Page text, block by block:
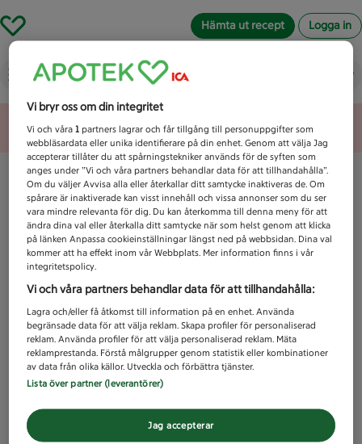
Hämta ut recept Logga in
Vad letar du efter idag?
Unknown error
Vi bryr oss om din integritet
Vi och våra1 partners lagrar och får tillgång till personuppgifter som
webbläsardata eller unika identifierare på din enhet. Genom att välja Jag
accepterar tillåter du att spårningstekniker används för de syften som
anges under ”Vi och våra partners behandlar data för att tillhandahålla”.
Om du väljer Avvisa alla eller återkallar ditt samtycke inaktiveras de. Om
spårare är inaktiverade kan visst innehåll och vissa annonser som du ser
vara mindre relevanta för dig. Du kan återkomma till denna meny för att
ändra dina val eller återkalla ditt samtycke när som helst genom att klicka
på länken Anpassa cookieinställningar längst ned på webbsidan. Dina val
kommer att ha effekt inom vår Webbplats. Mer information finns i vår
integritetspolicy.
Vi och våra partners behandlar data för att tillhandahålla:
Lagra och/eller få åtkomst till information på en enhet. Använda
begränsade data för att välja reklam. Skapa profiler för personaliserad
reklam. Använda profiler för att välja personaliserad reklam. Mäta
reklamprestanda. Förstå målgrupper genom statistik eller kombinationer
av data från olika källor. Utveckla och förbättra tjänster.
Lista över partner (leverantörer)
Jag accepterar